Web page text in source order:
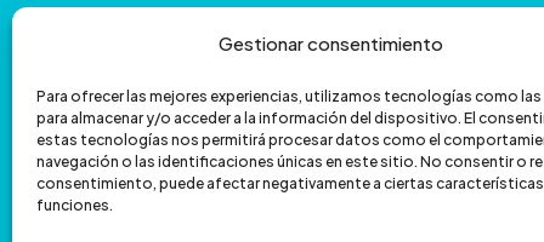
Gestionar consentimiento
Para ofrecer las mejores experiencias, utilizamos tecnologías como
para almacenar y/o acceder a la información del dispositivo. El
estas tecnologías nos permitirá procesar datos como el
navegación o las identificaciones únicas en este sitio. No consentir o
consentimiento, puede afectar negativamente a ciertas
funciones.
en
la
Contáctanos y te ayudamos
601 172 335 962 067 039
hola@veterizonia.com